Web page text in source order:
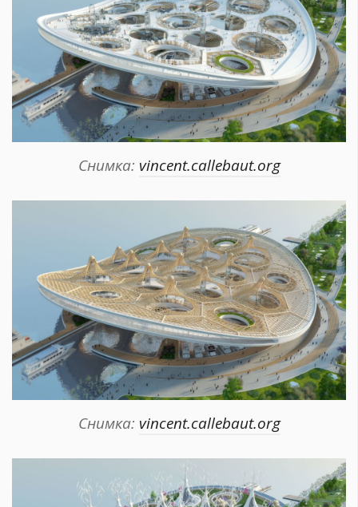
Снимка: vincent.callebaut.org
Снимка: vincent.callebaut.org